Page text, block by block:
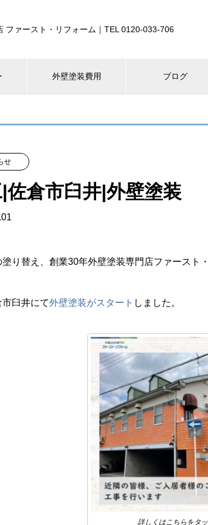
ファースト・リフォーム｜TEL 0120-033-706
外壁塗装費用 ブログ
せ
佐倉市臼井|外壁塗装
塗り替え、創業30年外壁塗装専門店ファースト
臼井にて外壁塗装がスタート しました。
詳しくはこちらをタ